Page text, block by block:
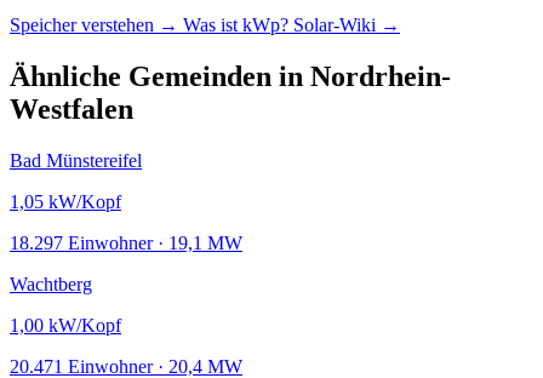
Speicher verstehen → Was ist kWp? Solar-Wiki →
Ähnliche Gemeinden in Nordrhein-
Westfalen
Bad Münstereifel
1,05 kW/Kopf
18.297 Einwohner · 19,1 MW
Wachtberg
1,00 kW/Kopf
20.471 Einwohner · 20,4 MW